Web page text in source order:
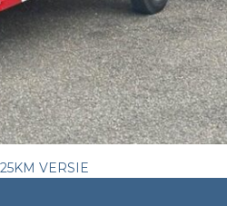
VERSIE